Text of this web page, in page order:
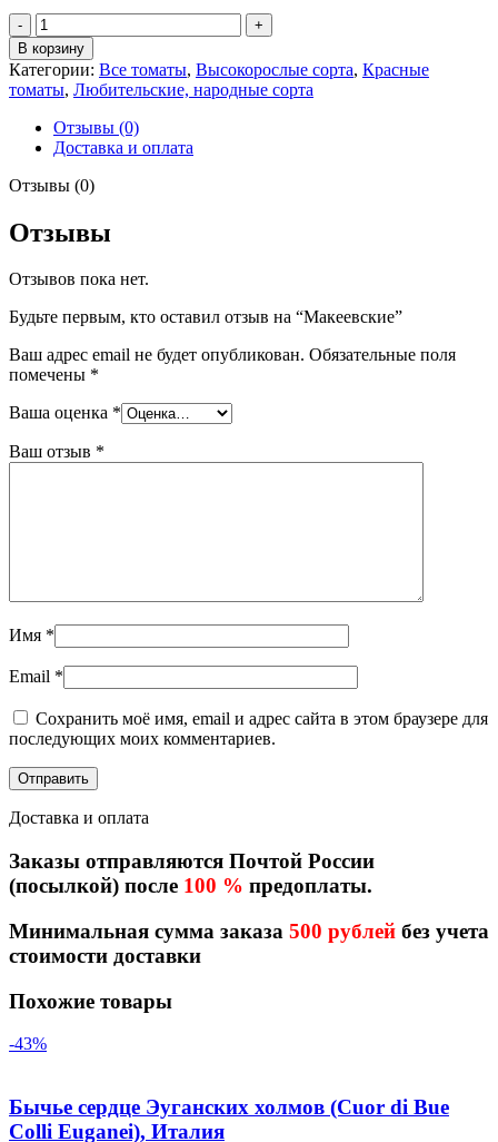
Количество
товара
Макеевские
В корзину
Категории: Все томаты, Высокорослые сорта, Красные
томаты, Любительские, народные сорта
Отзывы (0)
Доставка и оплата
Отзывы (0)
Отзывы
Отзывов пока нет.
Будьте первым, кто оставил отзыв на “Макеевские”
Ваш адрес email не будет опубликован. Обязательные поля
помечены *
Ваша оценка *
Ваш отзыв *
Имя *
Email *
Сохранить моё имя, email и адрес сайта в этом браузере для
последующих моих комментариев.
Доставка и оплата
Заказы отправляются Почтой России
(посылкой) после 100 % предоплаты.
Минимальная сумма заказа 500 рублей без учета
стоимости доставки
Похожие товары
-43%
Бычье сердце Эуганских холмов (Cuor di Bue
Colli Euganei), Италия